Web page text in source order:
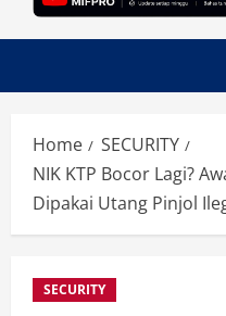
Home
SECURITY
NIK KTP Bocor Lagi?
Dipakai Utang Pinjol
SECURITY